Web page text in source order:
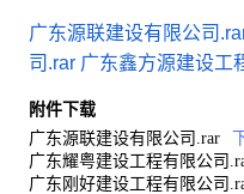
广东源联建设有限公司
司.rar 广东鑫方源建设工
附件下载
广东源联建设有限公司.rar
广东耀粤建设工程有限公司
广东刚好建设工程有限公司